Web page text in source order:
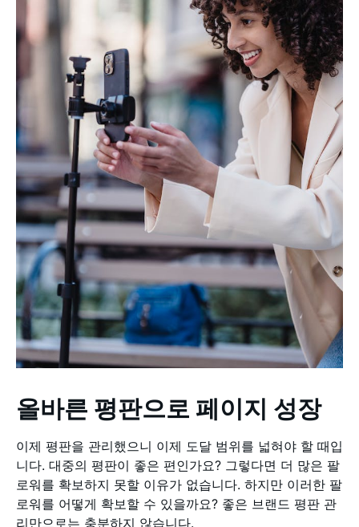
올바른 평판으로 페이지 성장
이제 평판을 관리했으니 이제 도달 범위를 넓혀야 할 때입
니다. 대중의 평판이 좋은 편인가요? 그렇다면 더 많은 팔
로워를 확보하지 못할 이유가 없습니다. 하지만 이러한 팔
로워를 어떻게 확보할 수 있을까요? 좋은 브랜드 평판 관
리만으로는 충분하지 않습니다.